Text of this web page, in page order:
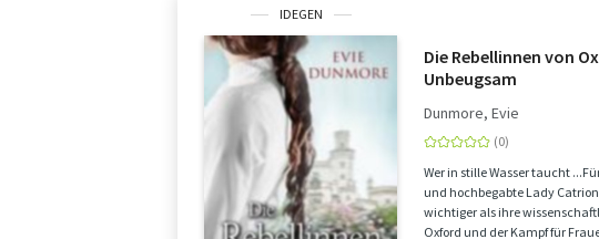
IDEGEN
Die Rebellinnen von
Unbeugsam
Dunmore, Evie
Wer in stille Wasser taucht
und hochbegabte Lady
wichtiger als ihre
Oxford und der Kampf für